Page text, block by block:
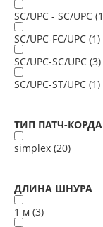
SC/UPC - SC/UPC (1
SC/UPC-FC/UPC (1)
SC/UPC-SC/UPC (3)
SC/UPC-ST/UPC (1)
ТИП ПАТЧ-КОРДА
simplex (20)
ДЛИНА ШНУРА
1 м (3)